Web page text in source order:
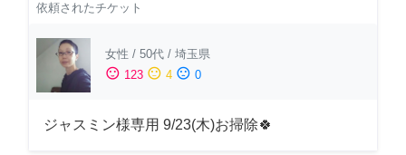
依頼されたチケット
女性 / 50代 / 埼玉県
sentiment_satisfied 123 sentiment_neutral 4 sentiment_dissatisfied 0
ジャスミン様専用 9/23(木)お掃除🍀